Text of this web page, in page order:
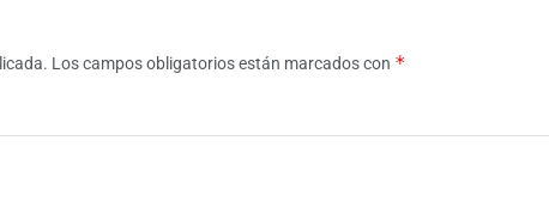
Los campos obligatorios están marcados con *